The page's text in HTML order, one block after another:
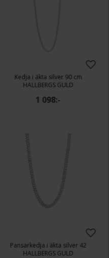
Kedja i äkta silver 90 cm
HALLBERGS GULD
1 098:-
Pansarkedja i äkta silver 42
HALLBERGS GULD